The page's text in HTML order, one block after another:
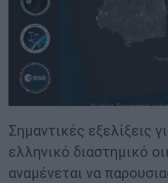
Σημαντικές εξελίξεις
ελληνικό διαστημικό
αναμένεται να